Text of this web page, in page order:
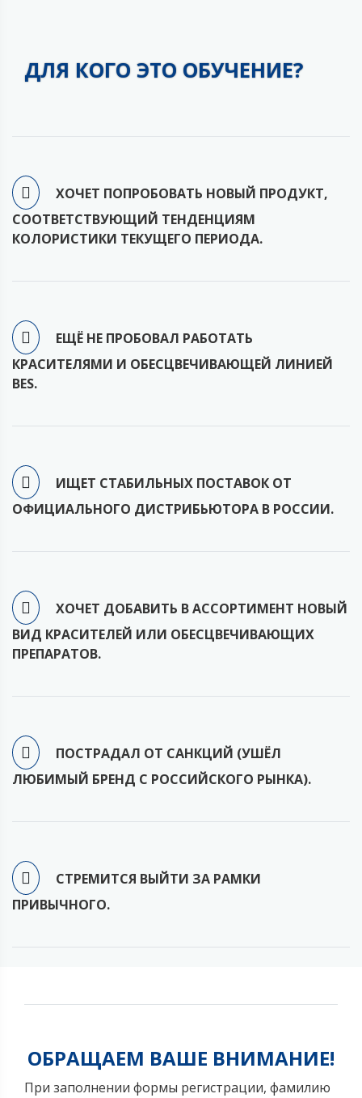
ДЛЯ КОГО ЭТО ОБУЧЕНИЕ?
ХОЧЕТ ПОПРОБОВАТЬ НОВЫЙ ПРОДУКТ,
СООТВЕТСТВУЮЩИЙ ТЕНДЕНЦИЯМ
КОЛОРИСТИКИ ТЕКУЩЕГО ПЕРИОДА.
ЕЩЁ НЕ ПРОБОВАЛ РАБОТАТЬ
КРАСИТЕЛЯМИ И ОБЕСЦВЕЧИВАЮЩЕЙ ЛИНИЕЙ
BES.
ИЩЕТ СТАБИЛЬНЫХ ПОСТАВОК ОТ
ОФИЦИАЛЬНОГО ДИСТРИБЬЮТОРА В РОССИИ.
ХОЧЕТ ДОБАВИТЬ В АССОРТИМЕНТ НОВЫЙ
ВИД КРАСИТЕЛЕЙ ИЛИ ОБЕСЦВЕЧИВАЮЩИХ
ПРЕПАРАТОВ.
ПОСТРАДАЛ ОТ САНКЦИЙ (УШЁЛ
ЛЮБИМЫЙ БРЕНД С РОССИЙСКОГО РЫНКА).
СТРЕМИТСЯ ВЫЙТИ ЗА РАМКИ
ПРИВЫЧНОГО.
ОБРАЩАЕМ ВАШЕ ВНИМАНИЕ!
При заполнении формы регистрации, фамилию